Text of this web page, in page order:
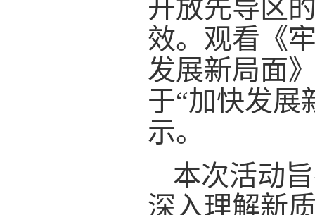
开放先导区
效。观看《
发展新局面
于“加快发展
示。
本次活动
深入理解新